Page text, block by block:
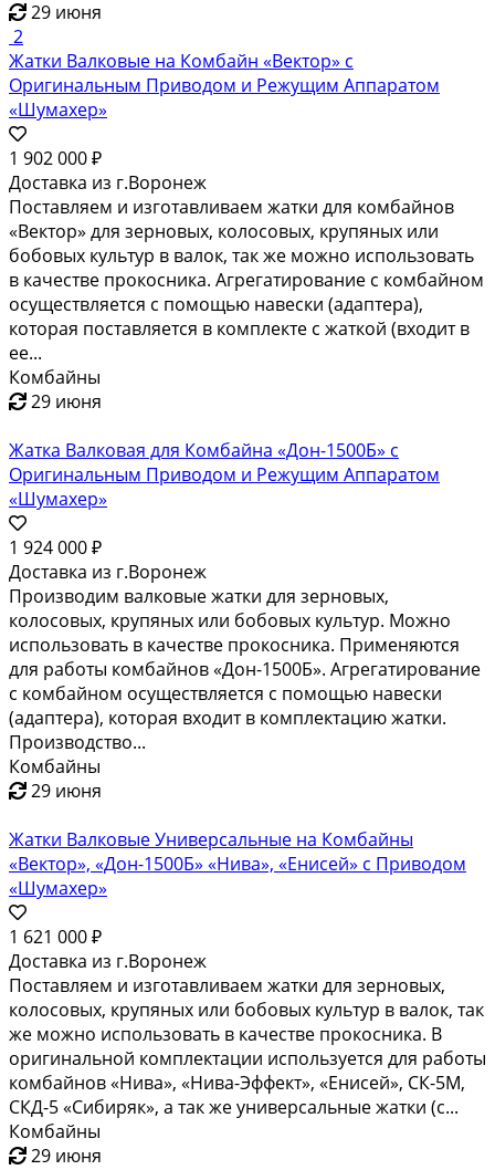
29 июня
2
Жатки Валковые на Комбайн «Вектор» с
Оригинальным Приводом и Режущим Аппаратом
«Шумахер»
1 902 000 ₽
Доставка из г.Воронеж
Поставляем и изготавливаем жатки для комбайнов
«Вектор» для зерновых, колосовых, крупяных или
бобовых культур в валок, так же можно использовать
в качестве прокосника. Агрегатирование с комбайном
осуществляется с помощью навески (адаптера),
которая поставляется в комплекте с жаткой (входит в
ее...
Комбайны
29 июня
Жатка Валковая для Комбайна «Дон-1500Б» с
Оригинальным Приводом и Режущим Аппаратом
«Шумахер»
1 924 000 ₽
Доставка из г.Воронеж
Производим валковые жатки для зерновых,
колосовых, крупяных или бобовых культур. Можно
использовать в качестве прокосника. Применяются
для работы комбайнов «Дон-1500Б». Агрегатирование
с комбайном осуществляется с помощью навески
(адаптера), которая входит в комплектацию жатки.
Производство...
Комбайны
29 июня
Жатки Валковые Универсальные на Комбайны
«Вектор», «Дон-1500Б» «Нива», «Енисей» с Приводом
«Шумахер»
1 621 000 ₽
Доставка из г.Воронеж
Поставляем и изготавливаем жатки для зерновых,
колосовых, крупяных или бобовых культур в валок, так
же можно использовать в качестве прокосника. В
оригинальной комплектации используется для работы
комбайнов «Нива», «Нива-Эффект», «Енисей», СК-5М,
СКД-5 «Сибиряк», а так же универсальные жатки (с...
Комбайны
29 июня